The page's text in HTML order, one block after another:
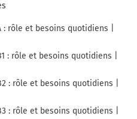
rôle et besoins quotidiens |
: rôle et besoins quotidiens |
: rôle et besoins quotidiens |
: rôle et besoins quotidiens |